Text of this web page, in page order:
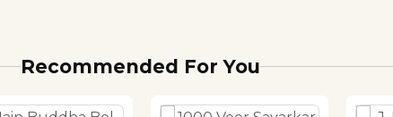
Recommended For You